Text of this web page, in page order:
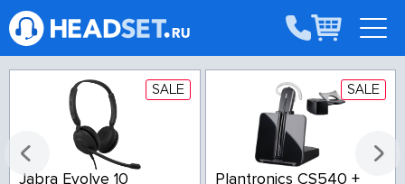
SALE
Jabra Evolve 10
SALE
Plantronics CS540 +